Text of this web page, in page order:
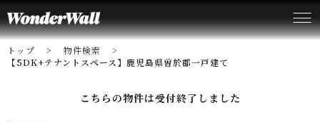
トップ
物件検索
【5DK+テナントスペース】鹿児島県曽於郡一戸建て
こちらの物件は受付終了しました